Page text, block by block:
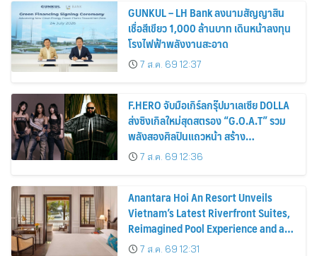
GUNKUL – LH Bank ลงนามสัญญาสิน
เชื่อสีเขียว 1,000 ล้านบาท เดินหน้าลงทุน
โรงไฟฟ้าพลังงานสะอาด
7 ส.ค. 69 12:37
F.HERO จับมือเกิร์ลกรุ๊ปมาเลเซีย DOLLA
ส่งซิงเกิลใหม่สุดสตรอง “G.O.A.T” รวม
พลังสองศิลปินแถวหน้า สร้าง
ปรากฏการณ์ใหม่แห่งวงการเพลงอาเซียน
7 ส.ค. 69 12:36
Anantara Hoi An Resort Unveils
Vietnam’s Latest Riverfront Suites,
Reimagined Pool Experience and a
Vibrant New Dining Destination
7 ส.ค. 69 12:31